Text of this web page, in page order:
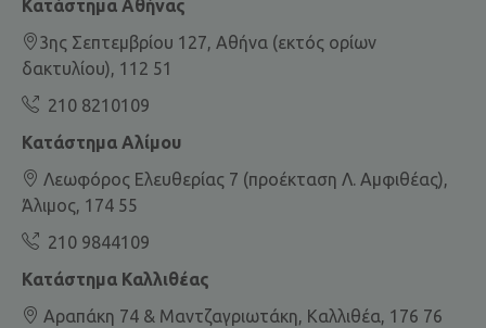
Κατάστημα Αθήνας
3ης Σεπτεμβρίου 127, Αθήνα (εκτός ορίων
δακτυλίου), 112 51
210 8210109
Κατάστημα Αλίμου
Λεωφόρος Ελευθερίας 7 (προέκταση Λ. Αμφιθέας),
Άλιμος, 174 55
210 9844109
Κατάστημα Καλλιθέας
Αραπάκη 74 & Μαντζαγριωτάκη, Καλλιθέα, 176 76